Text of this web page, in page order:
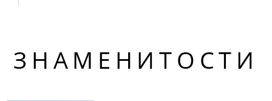
ЗНАМЕНИТОСТИ